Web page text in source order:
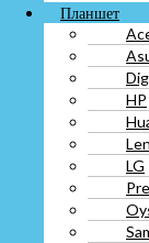
Планшет
HP
LG